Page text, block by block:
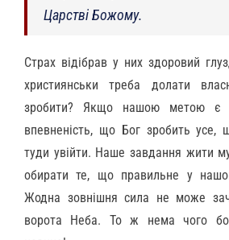
Царстві Божому.
Страх відібрав у них здоровий
християнськи треба долати
зробити? Якщо нашою метою є
впевненість, що Бог зробить усе,
туди увійти. Наше завдання жити
обирати те, що правильне у
Жодна зовнішня сила не може
ворота Неба. То ж нема чого